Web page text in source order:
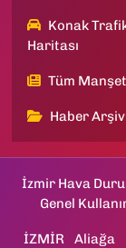
Konak
Haritası
Tüm
Haber
İzmir Hava
Genel
İZMİR Aliağa